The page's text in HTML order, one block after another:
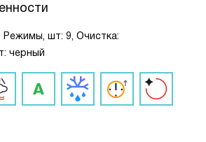
Режимы, шт: 9, Очистка:
черный